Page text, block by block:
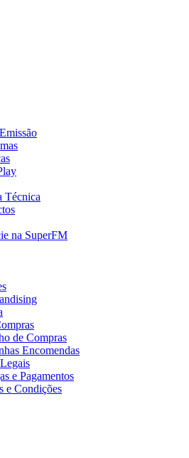
Técnica
na SuperFM
de Compras
Encomendas
e Pagamentos
e Condições